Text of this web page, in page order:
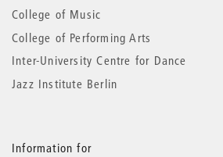
College of Music
College of Performing Arts
Inter-University Centre for Dance
Jazz Institute Berlin
Information for